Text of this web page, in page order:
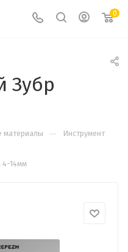
0
Зубр
материалы — Инструмент
4-14мм